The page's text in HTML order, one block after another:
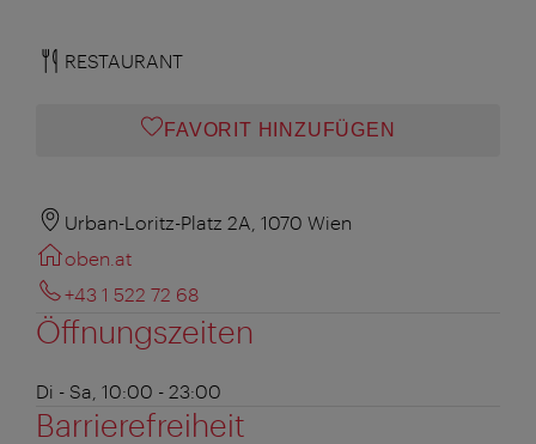
RESTAURANT
FAVORIT HINZUFÜGEN
Urban-Loritz-Platz 2A, 1070 Wien
oben.at
+43 1 522 72 68
Öffnungszeiten
Di - Sa, 10:00 - 23:00
Barrierefreiheit